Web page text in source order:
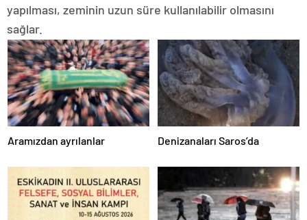
yapılması, zeminin uzun süre kullanılabilir olmasını
sağlar.
Aramızdan ayrılanlar Denizanaları Saros’da